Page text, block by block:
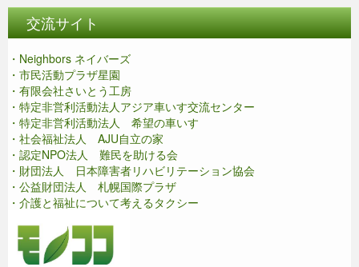
交流サイト
・Neighbors ネイバーズ
・市民活動プラザ星園
・有限会社さいとう工房
・特定非営利活動法人アジア車いす交流センター
・特定非営利活動法人 希望の車いす
・社会福祉法人 AJU自立の家
・認定NPO法人 難民を助ける会
・財団法人 日本障害者リハビリテーション協会
・公益財団法人 札幌国際プラザ
・介護と福祉について考えるタクシー